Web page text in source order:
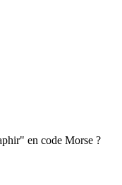
en code Morse ?